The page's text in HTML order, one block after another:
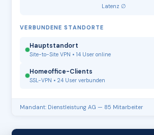
Latenz ∅
VERBUNDENE STANDORTE
Hauptstandort
Site-to-Site VPN • 14 User online
Homeoffice-Clients
SSL-VPN • 24 User verbunden
Mandant: Dienstleistung AG — 85 Mitarbeiter